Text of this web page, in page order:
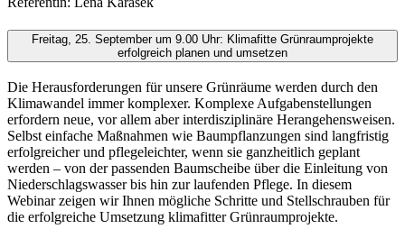
Freitag, 25. September um 9.00 Uhr: Klimafitte Grünraumprojekte
erfolgreich planen und umsetzen
Die Herausforderungen für unsere Grünräume werden durch den
Klimawandel immer komplexer. Komplexe Aufgabenstellungen
erfordern neue, vor allem aber interdisziplinäre Herangehensweisen.
Selbst einfache Maßnahmen wie Baumpflanzungen sind langfristig
erfolgreicher und pflegeleichter, wenn sie ganzheitlich geplant
werden – von der passenden Baumscheibe über die Einleitung von
Niederschlagswasser bis hin zur laufenden Pflege. In diesem
Webinar zeigen wir Ihnen mögliche Schritte und Stellschrauben für
die erfolgreiche Umsetzung klimafitter Grünraumprojekte.